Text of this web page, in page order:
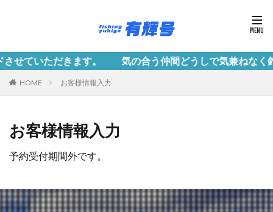
だきます。 気の合う仲間どうしで気兼ねなく釣行
HOME お客様情報入力
お客様情報入力
予約受付期間外です。